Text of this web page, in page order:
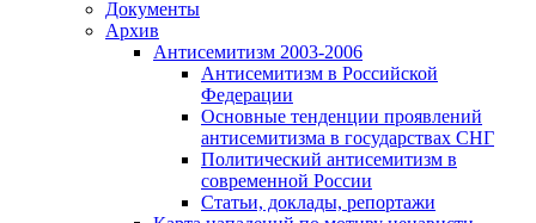
Документы
Архив
Антисемитизм 2003-2006
Антисемитизм в Российской
Федерации
Основные тенденции проявлений
антисемитизма в государствах СНГ
Политический антисемитизм в
современной России
Статьи, доклады, репортажи